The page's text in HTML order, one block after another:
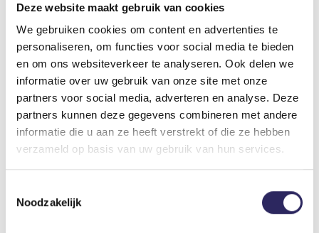
Deze website maakt gebruik van cookies
We gebruiken cookies om content en advertenties te
personaliseren, om functies voor social media te bieden
en om ons websiteverkeer te analyseren. Ook delen we
informatie over uw gebruik van onze site met onze
partners voor social media, adverteren en analyse. Deze
partners kunnen deze gegevens combineren met andere
informatie die u aan ze heeft verstrekt of die ze hebben
verzameld op basis van uw gebruik van hun services.
Noodzakelijk
In Doelpolder Zuid worden verschillende percelen
herbestemd tot een natuurgebied van in totaal 39
hectare. Het gebied wordt ingericht met respect voor
het bestaande landschap en met aandacht voor zowel
natuurontwikkeling als landbouw.
Flora en fauna
De natuurinrichting focust op het versterken van
weidevogels zoals de grutto en worden rietvegetaties
aangelegd die geschikt zijn voor rietvogels zoals de